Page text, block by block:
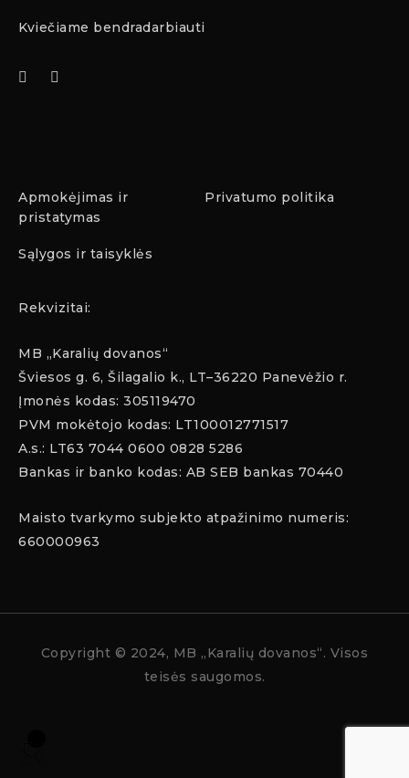
Kviečiame bendradarbiauti
Apmokėjimas ir
pristatymas
Privatumo politika
Sąlygos ir taisyklės
Rekvizitai:
MB „Karalių dovanos“
Šviesos g. 6, Šilagalio k., LT–36220 Panevėžio r.
Įmonės kodas: 305119470
PVM mokėtojo kodas: LT100012771517
A.s.: LT63 7044 0600 0828 5286
Bankas ir banko kodas: AB SEB bankas 70440
Maisto tvarkymo subjekto atpažinimo numeris:
660000963
Copyright © 2024, MB „Karalių dovanos“. Visos
teisės saugomos.